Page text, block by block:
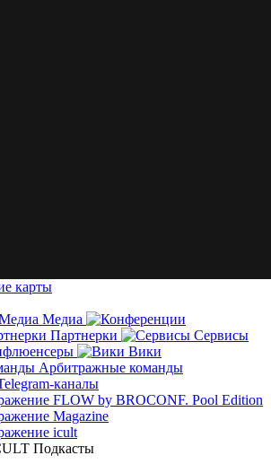
карты
Медиа
Партнерки
Сервисы
Вики
Арбитражные команды
каналы
Подкасты